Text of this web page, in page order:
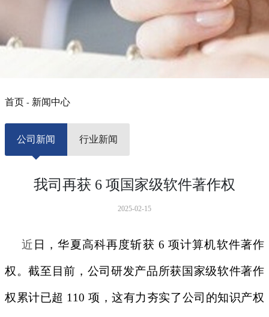
首页 - 新闻中心
公司新闻 行业新闻
我司再获 6 项国家级软件著作权
2025-02-15
近 日，华夏高科再度斩获 6 项计算机软件著作
权。截至目前，公司研发产品所获国家级软件著作
权累计已超 110 项，这有力夯实了公司的知识产权